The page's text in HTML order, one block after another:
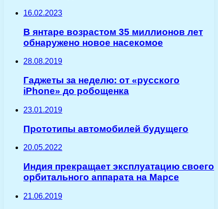
16.02.2023
В янтаре возрастом 35 миллионов лет
обнаружено новое насекомое
28.08.2019
Гаджеты за неделю: от «русского
iPhone» до робощенка
23.01.2019
Прототипы автомобилей будущего
20.05.2022
Индия прекращает эксплуатацию своего
орбитального аппарата на Марсе
21.06.2019